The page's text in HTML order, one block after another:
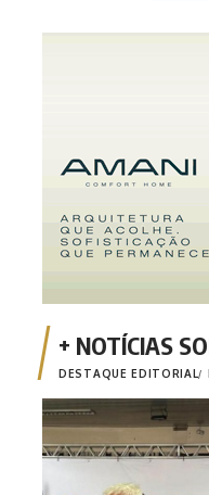
DESTAQUE EDITORIAL